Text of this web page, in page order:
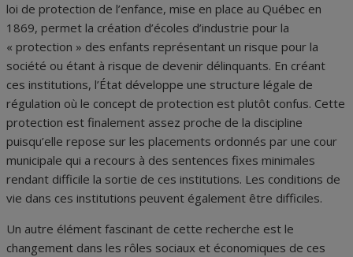
loi de protection de l’enfance, mise en place au Québec en
1869, permet la création d’écoles d’industrie pour la
« protection » des enfants représentant un risque pour la
société ou étant à risque de devenir délinquants. En créant
ces institutions, l’État développe une structure légale de
régulation où le concept de protection est plutôt confus. Cette
protection est finalement assez proche de la discipline
puisqu’elle repose sur les placements ordonnés par une cour
municipale qui a recours à des sentences fixes minimales
rendant difficile la sortie de ces institutions. Les conditions de
vie dans ces institutions peuvent également être difficiles.
Un autre élément fascinant de cette recherche est le
changement dans les rôles sociaux et économiques de ces